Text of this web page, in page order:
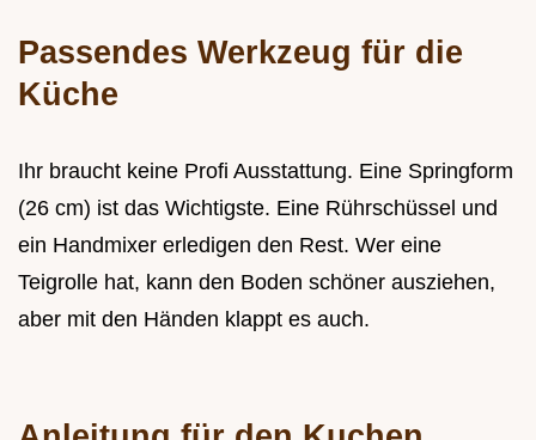
Passendes Werkzeug für die
Küche
Ihr braucht keine Profi Ausstattung. Eine Springform
(26 cm) ist das Wichtigste. Eine Rührschüssel und
ein Handmixer erledigen den Rest. Wer eine
Teigrolle hat, kann den Boden schöner ausziehen,
aber mit den Händen klappt es auch.